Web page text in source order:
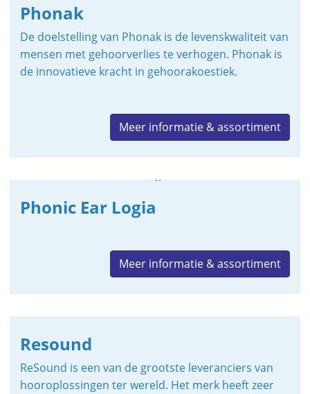
Phonak
De doelstelling van Phonak is de levenskwaliteit van
mensen met gehoorverlies te verhogen. Phonak is
de innovatieve kracht in gehoorakoestiek.
Meer informatie & assortiment
Phonic Ear Logia
Meer informatie & assortiment
Resound
ReSound is een van de grootste leveranciers van
hooroplossingen ter wereld. Het merk heeft zeer